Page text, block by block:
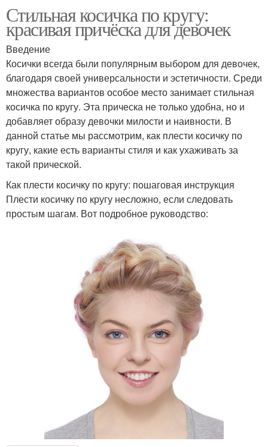
Стильная косичка по кругу:
красивая причёска для девочек
Введение
Косички всегда были популярным выбором для девочек,
благодаря своей универсальности и эстетичности. Среди
множества вариантов особое место занимает стильная
косичка по кругу. Эта прическа не только удобна, но и
добавляет образу девочки милости и наивности. В
данной статье мы рассмотрим, как плести косичку по
кругу, какие есть варианты стиля и как ухаживать за
такой прической.
Как плести косичку по кругу: пошаговая инструкция
Плести косичку по кругу несложно, если следовать
простым шагам. Вот подробное руководство: